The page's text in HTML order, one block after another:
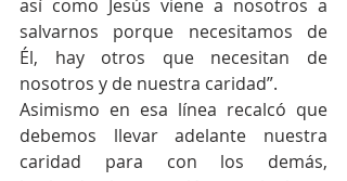
así como Jesús viene a nosotros a
salvarnos porque necesitamos de
Él, hay otros que necesitan de
nosotros y de nuestra caridad”.
Asimismo en esa línea recalcó que
debemos llevar adelante nuestra
caridad para con los demás,